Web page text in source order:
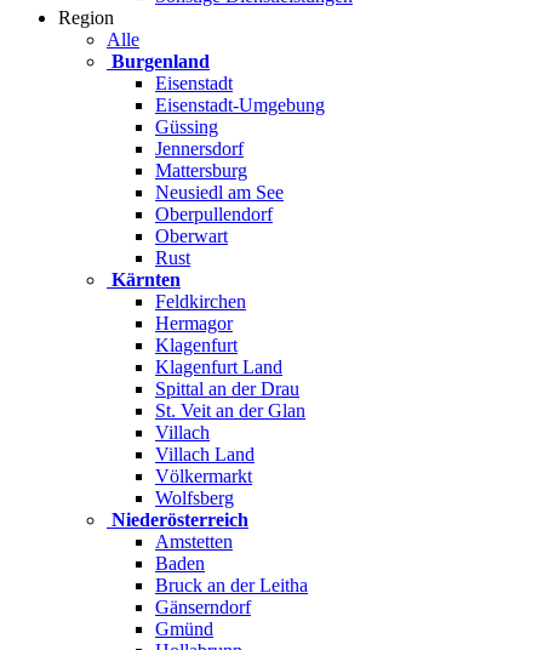
Region
Alle
Burgenland
Eisenstadt
Eisenstadt-Umgebung
Güssing
Jennersdorf
Mattersburg
Neusiedl am See
Oberpullendorf
Oberwart
Rust
Kärnten
Feldkirchen
Hermagor
Klagenfurt
Klagenfurt Land
Spittal an der Drau
St. Veit an der Glan
Villach
Villach Land
Völkermarkt
Wolfsberg
Niederösterreich
Amstetten
Baden
Bruck an der Leitha
Gänserndorf
Gmünd